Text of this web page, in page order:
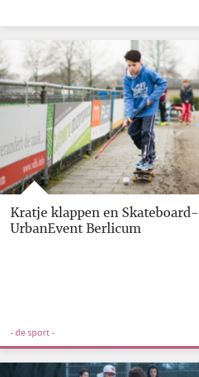
Kratje klappen en
UrbanEvent Berlicum
- de sport -